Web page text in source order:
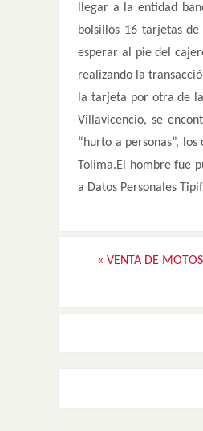
llegar a la entidad
bolsillos 16 tarjetas
esperar al pie del
realizando la
la tarjeta por otra de
Villavicencio, se
“hurto a personas”,
Tolima.El hombre fue
a Datos Personales
« VENTA DE